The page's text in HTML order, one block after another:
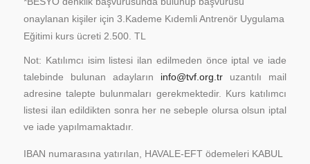
onaylanan kişiler için 3.Kademe Kıdemli Antrenör Uygulama
Eğitimi kurs ücreti 2.500. TL
Not: Katılımcı isim listesi ilan edilmeden önce iptal ve iade
talebinde bulunan adayların info@tvf.org.truzantılı mail
adresine talepte bulunmaları gerekmektedir. Kurs katılımcı
listesi ilan edildikten sonra her ne sebeple olursa olsun iptal
ve iade yapılmamaktadır.
IBAN numarasına yatırılan, HAVALE-EFT ödemeleri KABUL